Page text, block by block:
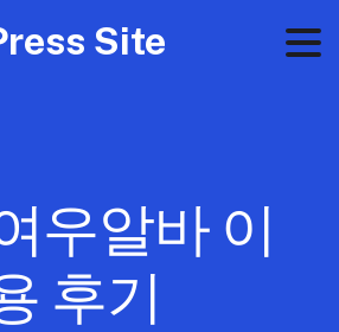
Site
우알바 이
후기